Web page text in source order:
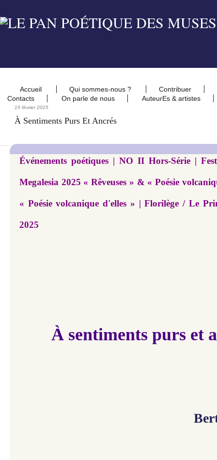
Accueil Qui sommes-nous ?
Contribuer
Contacts
On parle de nous AuteurEs & artistes
19 février 2025
À Sentiments Purs Et Ancrés
Événements poétiques | NO II Hors-Série |
Megalesia 2025 « Rêveuses » & « Poésie
« Poésie volcanique d'elles » | Florilège / Le
2025
À sentiments purs et